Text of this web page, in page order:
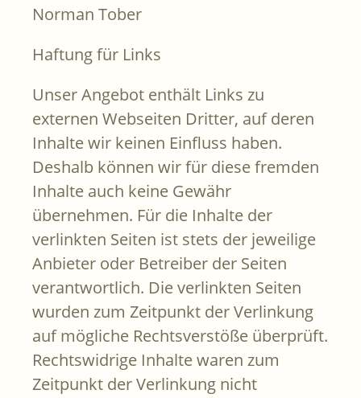
Norman Tober
Haftung für Links
Unser Angebot enthält Links zu
externen Webseiten Dritter, auf deren
Inhalte wir keinen Einfluss haben.
Deshalb können wir für diese fremden
Inhalte auch keine Gewähr
übernehmen. Für die Inhalte der
verlinkten Seiten ist stets der jeweilige
Anbieter oder Betreiber der Seiten
verantwortlich. Die verlinkten Seiten
wurden zum Zeitpunkt der Verlinkung
auf mögliche Rechtsverstöße überprüft.
Rechtswidrige Inhalte waren zum
Zeitpunkt der Verlinkung nicht